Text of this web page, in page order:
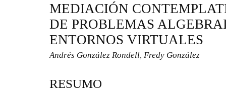
MEDIACIÓN
DE PROBLEMAS
ENTORNOS VIRTUALES
Andrés González Rondell, Fredy González
RESUMO